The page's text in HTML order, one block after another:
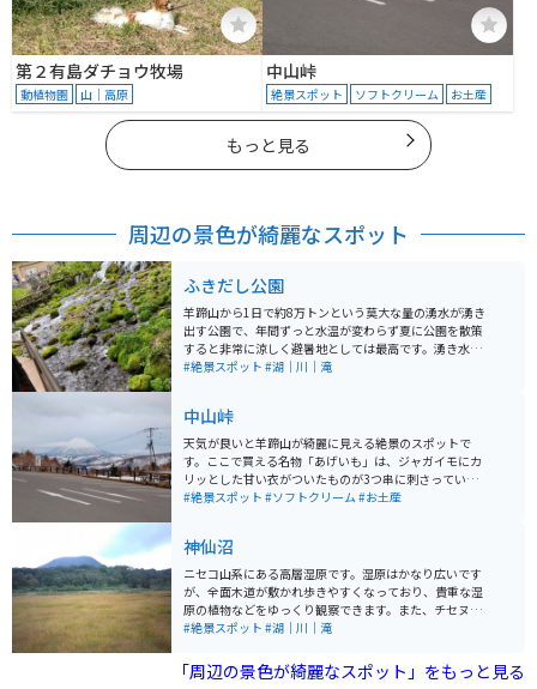
第２有島ダチョウ牧場
動植物園 山｜高原
中山峠
絶景スポット ソフトクリーム お土産
もっと見る
周辺の景色が綺麗なスポット
ふきだし公園
羊蹄山から1日で約8万トンという莫大な量の湧水が湧き
出す公園で、年間ずっと水温が変わらず夏に公園を散策
すると非常に涼しく避暑地としては最高です。湧き水は
持って買えることもできます。また、道の駅名水プラザ
たツーリングすることもできます。
#絶景スポット #湖｜川｜滝
中山峠
天気が良いと羊蹄山が綺麗に見える絶景のスポットで
す。ここで買える名物「あげいも」は、ジャガイモにカ
リッとした甘い衣がついたものが3つ串に刺さってい
て、とても美味しいです。見た目は大きめでボリューミ
美味しいです。
#絶景スポット #ソフトクリーム#お土産
神仙沼
ニセコ山系にある高層湿原です。湿原はかなり広いです
が、全面木道が敷かれ歩きやすくなっており、貴重な湿
原の植物などをゆっくり観察できます。また、チセヌプ
リをはじめとするニセコの山々を望むことができ、秋に
#絶景スポット #湖｜川｜滝
「周辺の景色が綺麗なスポット」をもっと見る